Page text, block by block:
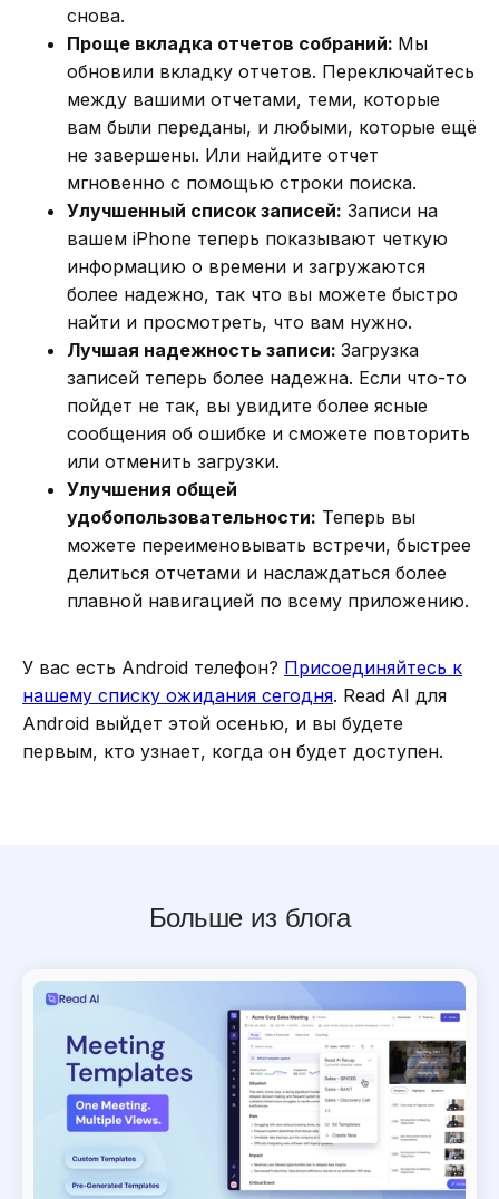
снова.
Проще вкладка отчетов собраний: Мы
обновили вкладку отчетов. Переключайтесь
между вашими отчетами, теми, которые
вам были переданы, и любыми, которые ещё
не завершены. Или найдите отчет
мгновенно с помощью строки поиска.
Улучшенный список записей: Записи на
вашем iPhone теперь показывают четкую
информацию о времени и загружаются
более надежно, так что вы можете быстро
найти и просмотреть, что вам нужно.
Лучшая надежность записи: Загрузка
записей теперь более надежна. Если что-то
пойдет не так, вы увидите более ясные
сообщения об ошибке и сможете повторить
или отменить загрузки.
Улучшения общей
удобопользовательности: Теперь вы
можете переименовывать встречи, быстрее
делиться отчетами и наслаждаться более
плавной навигацией по всему приложению.
У вас есть Android телефон? Присоединяйтесь к
нашему списку ожидания сегодня. Read AI для
Android выйдет этой осенью, и вы будете
первым, кто узнает, когда он будет доступен.
Больше из блога